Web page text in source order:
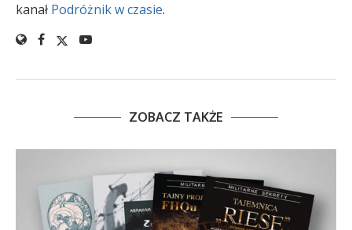
kanał Podróżnik w czasie.
ZOBACZ TAKŻE